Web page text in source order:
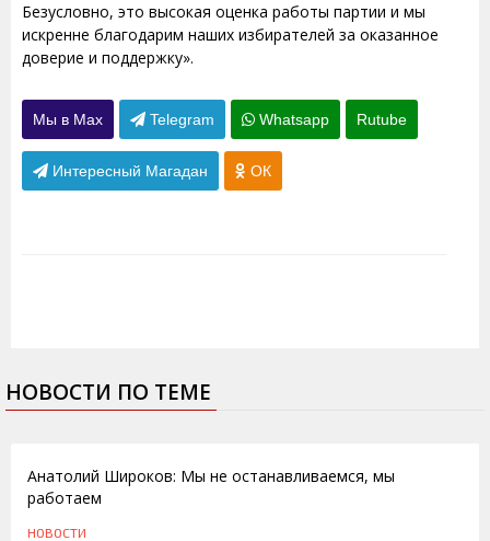
Безусловно, это высокая оценка работы партии и мы
искренне благодарим наших избирателей за оказанное
доверие и поддержку».
Мы в Max Telegram Whatsapp Rutube
Интересный Магадан ОК
НОВОСТИ ПО ТЕМЕ
Анатолий Широков: Мы не останавливаемся, мы
работаем
НОВОСТИ